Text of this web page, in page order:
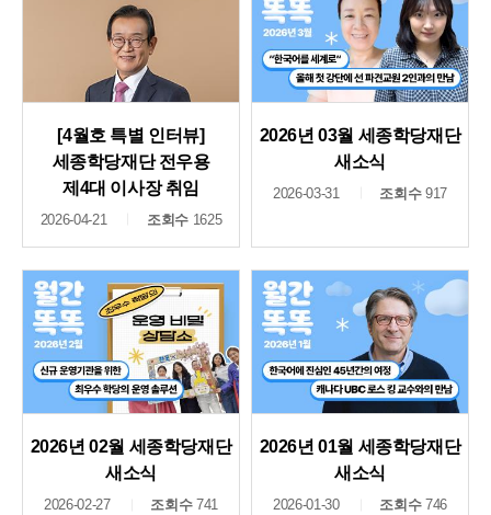
[4월호 특별 인터뷰]
세종학당재단 전우용
제4대 이사장 취임
2026-04-21 조회수 1625
2026년 03월 세종학당재단
새소식
2026-03-31 조회수917
2026년 02월 세종학당재단
새소식
2026-02-27 조회수741
2026년 01월 세종학당재단
새소식
2026-01-30 조회수746